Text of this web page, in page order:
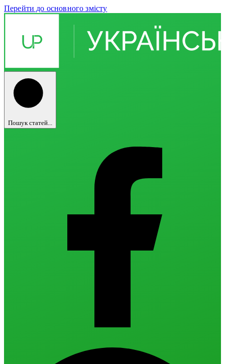
Перейти до основного змісту
Пошук статей...